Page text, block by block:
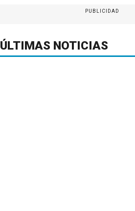
PUBLICIDAD
ÚLTIMAS NOTICIAS